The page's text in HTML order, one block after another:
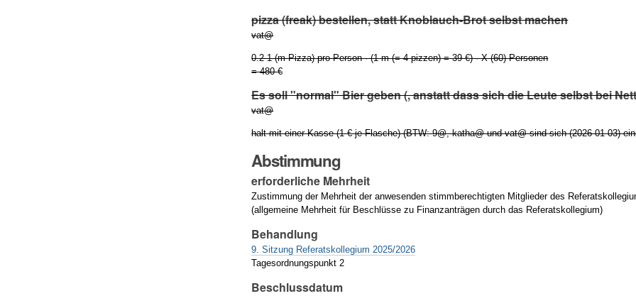
pizza (freak) bestellen, statt Knoblauch-Brot selbst machen
vat@
0.2 1 (m Pizza) pro Person · (1 m (= 4 pizzen) = 39 €) · X (60) Personen
= 480 €
Es soll "normal" Bier geben (, anstatt dass sich die Leute selbst bei
vat@
halt mit einer Kasse (1 € je Flasche) (BTW: 9@, katha@ und vat@ sind sich (2026-01-03)
Abstimmung
erforderliche Mehrheit
Zustimmung der Mehrheit der anwesenden stimmberechtigten Mitglieder des
(allgemeine Mehrheit für Beschlüsse zu Finanzanträgen durch das Referatskollegium)
Behandlung
9. Sitzung Referatskollegium 2025/2026
Tagesordnungspunkt 2
Beschlussdatum